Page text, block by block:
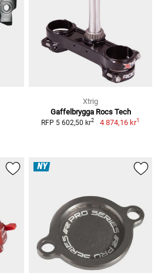
Xtrig
Gaffelbrygga Rocs Tech
RFP 5 602,50 kr2 4 874,16 kr1
NY